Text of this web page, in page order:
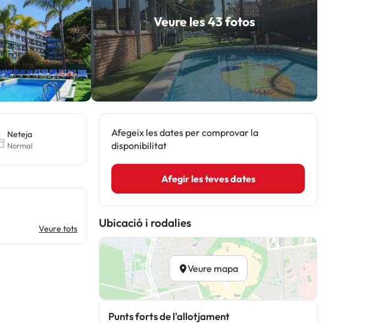
Veure les 43 fotos
Neteja
Normal
Veure tots
Afegeix les dates per comprovar la
disponibilitat
Afegir les teves dates
Ubicació i rodalies
Veure mapa
Punts forts de l'allotjament